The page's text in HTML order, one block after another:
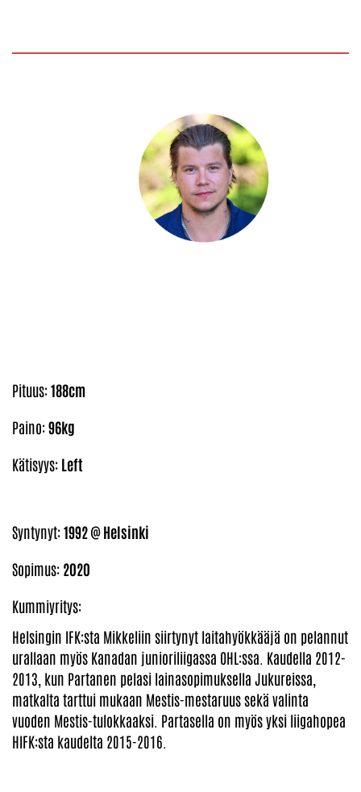
Pituus:188cm
Paino:96kg
Kätisyys: Left
Syntynyt:1992 @ Helsinki
Sopimus: 2020
Kummiyritys:
Helsingin IFK:sta Mikkeliin siirtynyt laitahyökkääjä on pelannut
urallaan myös Kanadan junioriliigassa OHL:ssa. Kaudella 2012-
2013, kun Partanen pelasi lainasopimuksella Jukureissa,
matkalta tarttui mukaan Mestis-mestaruus sekä valinta
vuoden Mestis-tulokkaaksi. Partasella on myös yksi liigahopea
HIFK:sta kaudelta 2015-2016.